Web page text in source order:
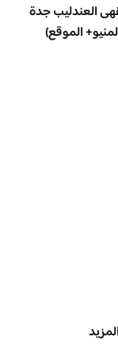
العندليب جدة
الموقع)